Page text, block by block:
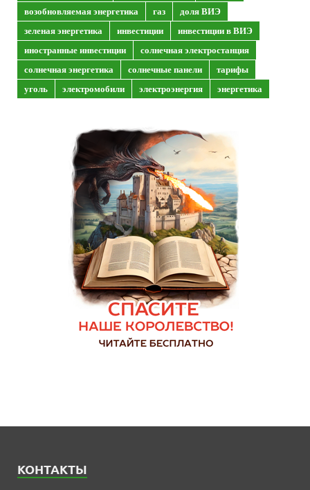
возобновляемая энергетика
газ
доля ВИЭ
зеленая энергетика
инвестиции
инвестиции в ВИЭ
иностранные инвестиции
солнечная электростанция
солнечная энергетика
солнечные панели
тарифы
уголь
электромобили электроэнергия энергетика
КОНТАКТЫ